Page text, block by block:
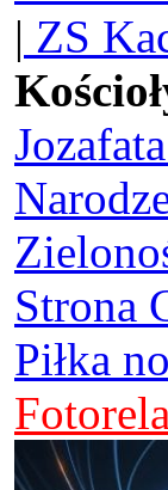
| ZS
Strona
Piłka